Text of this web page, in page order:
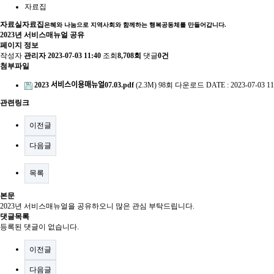
자료집
자료실자료집은혜와 나눔으로 지역사회와 함께하는 행복공동체를 만들어갑니다.
2023년 서비스매뉴얼 공유
페이지 정보
작성자 관리자 2023-07-03 11:40 조회 8,708회 댓글0건
첨부파일
2023 서비스이용매뉴얼07.03.pdf(2.3M) 98회 다운로드 DATE : 2023-07-03
관련링크
이전글
다음글
목록
본문
2023년 서비스매뉴얼을 공유하오니 많은 관심 부탁드립니다.
댓글목록
등록된 댓글이 없습니다.
이전글
다음글